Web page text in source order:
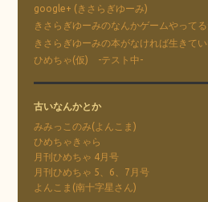
google+ (きさらぎゆーみ)
きさらぎゆーみのなんかゲームやって
きさらぎゆーみの本がなければ生きて
ひめちゃ(仮) -テスト中-
古いなんかとか
みみっこのみ(よんこま)
ひめちゃきゃら
月刊ひめちゃ 4月号
月刊ひめちゃ 5、6、7月号
よんこま(南十字星さん)